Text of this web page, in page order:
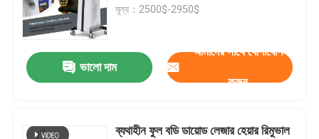
ভিডিও
VR প্রদর্শন
মূল্য：2500$-2950$
ভালো দাম
আমাদের সাথে যোগাযোগ
করুন
ব্যথাহীন ফুল বডি ডায়োড লেজার হেয়ার রিমুভাল